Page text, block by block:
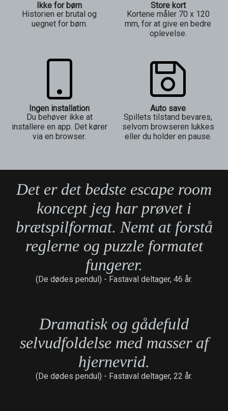
Ikke for børn
Historien er brutal og
uegnet for børn.
Store kort
Kortene måler 70 x 120
mm, for at give en bedre
oplevelse.
Ingen installation
Du behøver ikke at
installere en app. Det kører
via en browser.
Auto save
Spillets tilstand bevares,
selvom browseren lukkes
eller du holder en pause.
Det er det bedste escape room
koncept jeg har prøvet i
brætspilformat. Nemt at forstå
reglerne og puzzle formatet
fungerer.
(De dødes pendul) - Fastaval deltager, 46 år.
Dramatisk og gådefuld
selvudfoldelse med masser af
hjernevrid.
(De dødes pendul) - Fastaval deltager, 22 år.